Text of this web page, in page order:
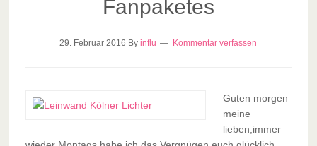
Fanpaketes
29. Februar 2016 Byinflu Kommentar verfassen
Guten morgen
meine
lieben,immer